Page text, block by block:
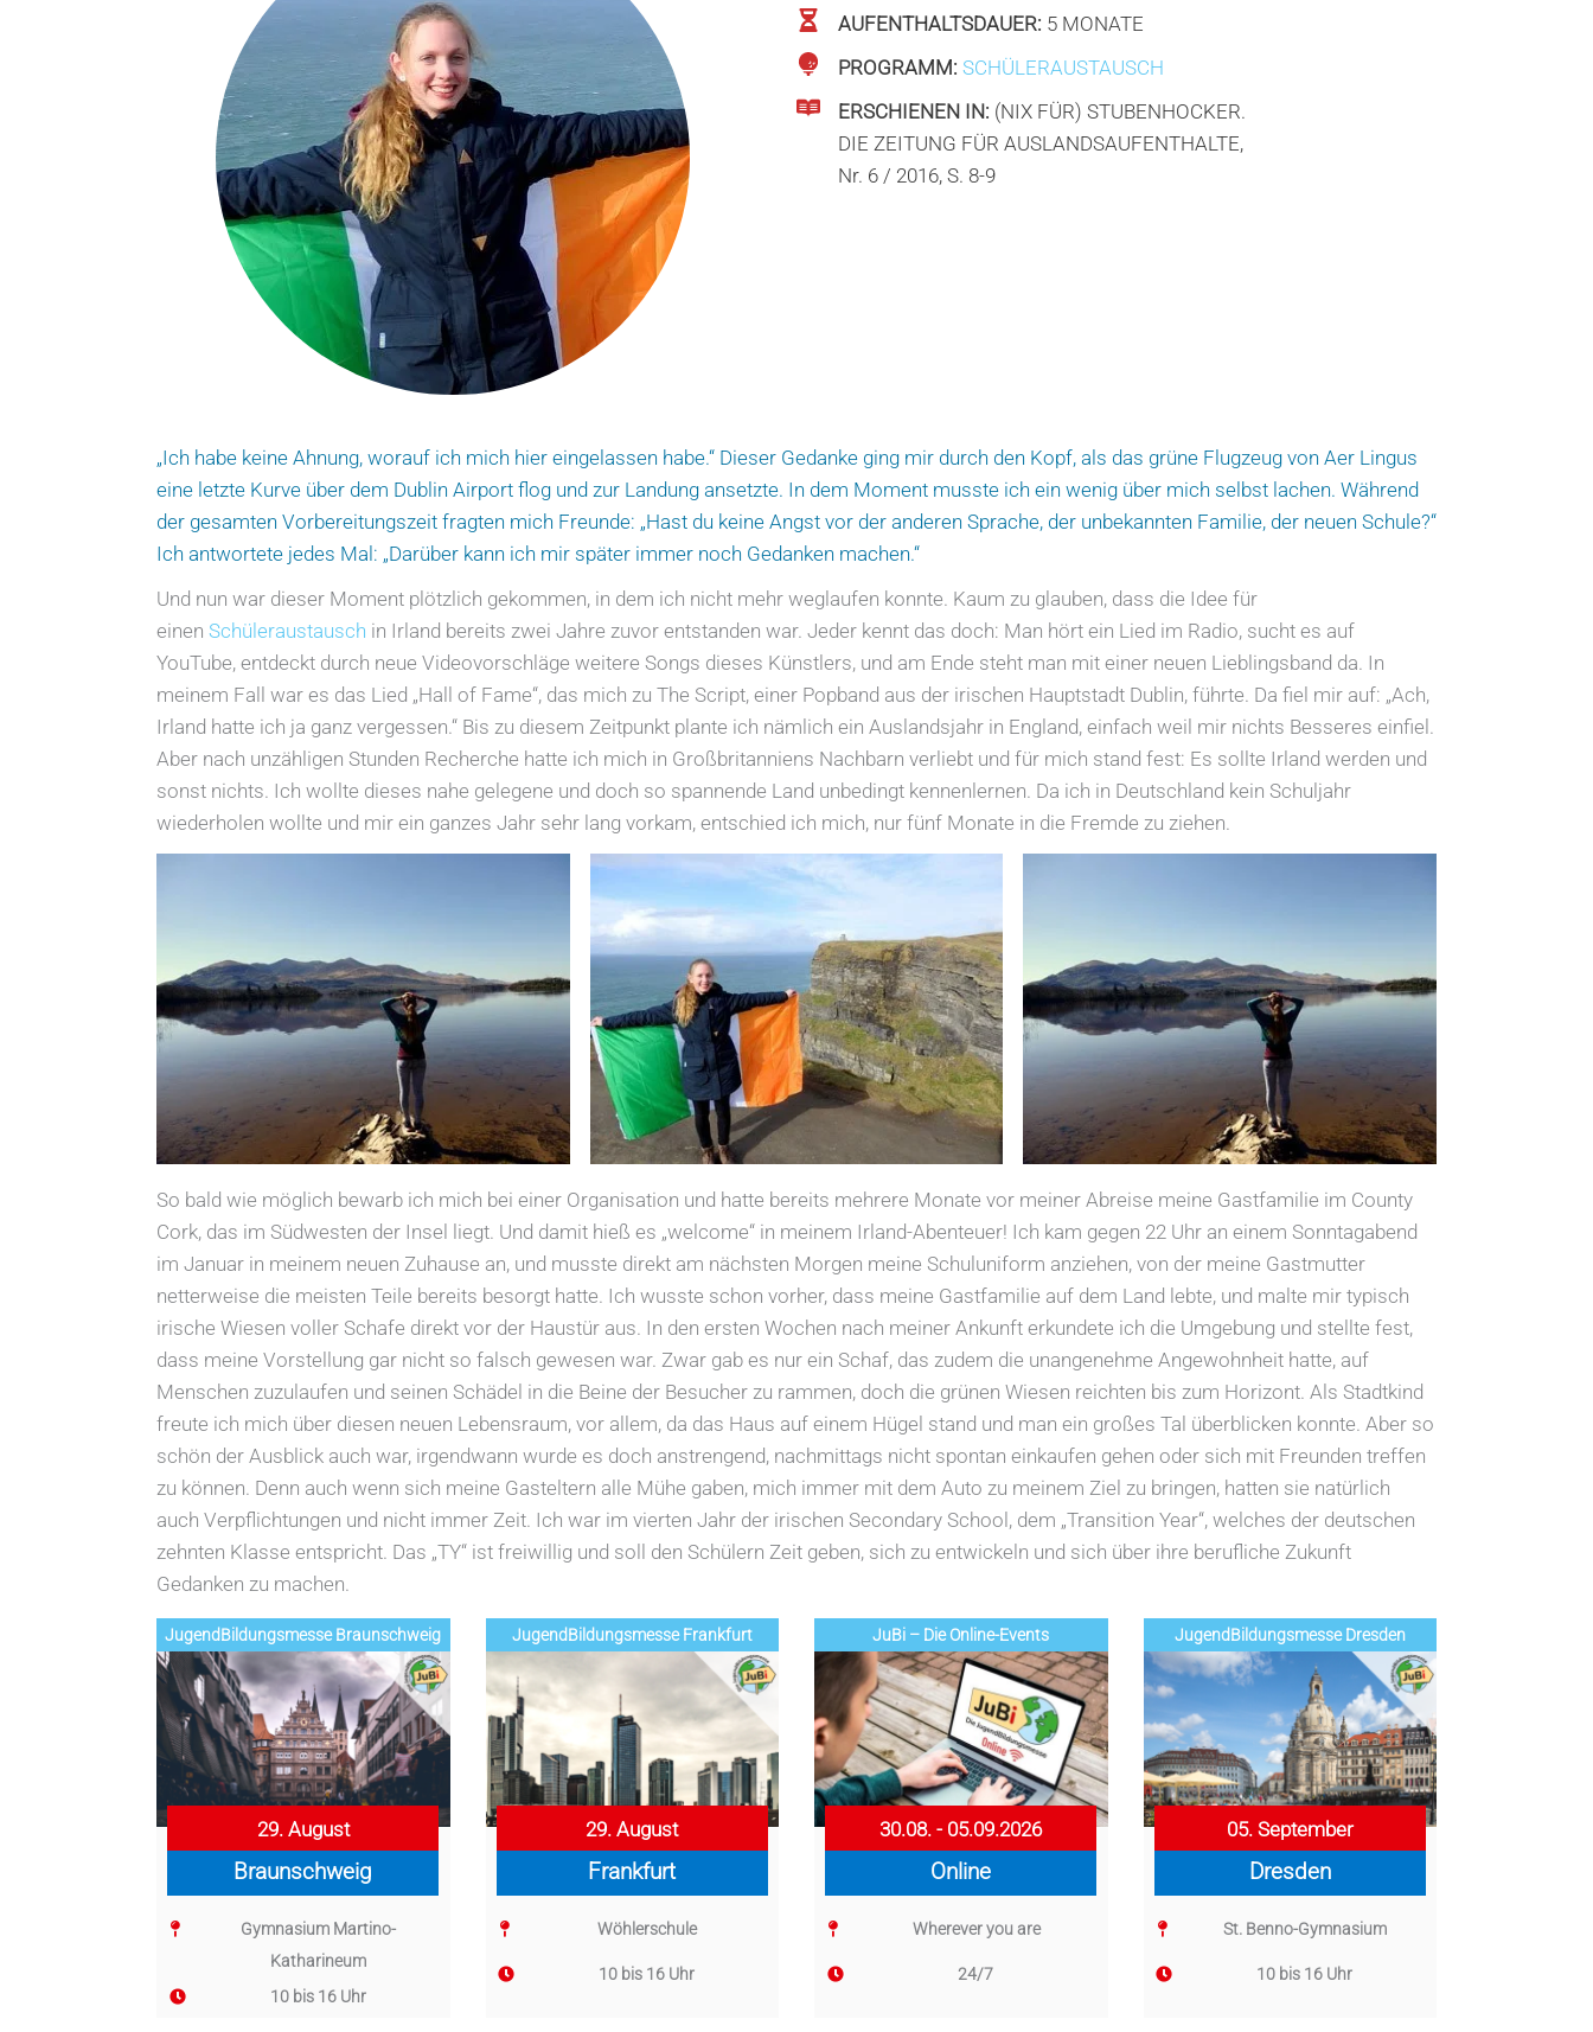
AUFENTHALTSDAUER: 5 MONATE
PROGRAMM: SCHÜLERAUSTAUSCH
ERSCHIENEN IN: (NIX FÜR) STUBENHOCKER.
DIE ZEITUNG FÜR AUSLANDSAUFENTHALTE,
Nr. 6 / 2016, S. 8-9
„Ich habe keine Ahnung, worauf ich mich hier eingelassen habe.“ Dieser Gedanke ging mir durch den Kopf, als das grüne Flugzeug von Aer Lingus
eine letzte Kurve über dem Dublin Airport flog und zur Landung ansetzte. In dem Moment musste ich ein wenig über mich selbst lachen. Während
der gesamten Vorbereitungszeit fragten mich Freunde: „Hast du keine Angst vor der anderen Sprache, der unbekannten Familie, der neuen Schule?“
Ich antwortete jedes Mal: „Darüber kann ich mir später immer noch Gedanken machen.“
Und nun war dieser Moment plötzlich gekommen, in dem ich nicht mehr weglaufen konnte. Kaum zu glauben, dass die Idee für
einen Schüleraustausch in Irland bereits zwei Jahre zuvor entstanden war. Jeder kennt das doch: Man hört ein Lied im Radio, sucht es auf
YouTube, entdeckt durch neue Videovorschläge weitere Songs dieses Künstlers, und am Ende steht man mit einer neuen Lieblingsband da. In
meinem Fall war es das Lied „Hall of Fame“, das mich zu The Script, einer Popband aus der irischen Hauptstadt Dublin, führte. Da fiel mir auf: „Ach,
Irland hatte ich ja ganz vergessen.“ Bis zu diesem Zeitpunkt plante ich nämlich ein Auslandsjahr in England, einfach weil mir nichts Besseres einfiel.
Aber nach unzähligen Stunden Recherche hatte ich mich in Großbritanniens Nachbarn verliebt und für mich stand fest: Es sollte Irland werden und
sonst nichts. Ich wollte dieses nahe gelegene und doch so spannende Land unbedingt kennenlernen. Da ich in Deutschland kein Schuljahr
wiederholen wollte und mir ein ganzes Jahr sehr lang vorkam, entschied ich mich, nur fünf Monate in die Fremde zu ziehen.
So bald wie möglich bewarb ich mich bei einer Organisation und hatte bereits mehrere Monate vor meiner Abreise meine Gastfamilie im County
Cork, das im Südwesten der Insel liegt. Und damit hieß es „welcome“ in meinem Irland-Abenteuer! Ich kam gegen 22 Uhr an einem Sonntagabend
im Januar in meinem neuen Zuhause an, und musste direkt am nächsten Morgen meine Schuluniform anziehen, von der meine Gastmutter
netterweise die meisten Teile bereits besorgt hatte. Ich wusste schon vorher, dass meine Gastfamilie auf dem Land lebte, und malte mir typisch
irische Wiesen voller Schafe direkt vor der Haustür aus. In den ersten Wochen nach meiner Ankunft erkundete ich die Umgebung und stellte fest,
dass meine Vorstellung gar nicht so falsch gewesen war. Zwar gab es nur ein Schaf, das zudem die unangenehme Angewohnheit hatte, auf
Menschen zuzulaufen und seinen Schädel in die Beine der Besucher zu rammen, doch die grünen Wiesen reichten bis zum Horizont. Als Stadtkind
freute ich mich über diesen neuen Lebensraum, vor allem, da das Haus auf einem Hügel stand und man ein großes Tal überblicken konnte. Aber so
schön der Ausblick auch war, irgendwann wurde es doch anstrengend, nachmittags nicht spontan einkaufen gehen oder sich mit Freunden treffen
zu können. Denn auch wenn sich meine Gasteltern alle Mühe gaben, mich immer mit dem Auto zu meinem Ziel zu bringen, hatten sie natürlich
auch Verpflichtungen und nicht immer Zeit. Ich war im vierten Jahr der irischen Secondary School, dem „Transition Year“, welches der deutschen
zehnten Klasse entspricht. Das „TY“ ist freiwillig und soll den Schülern Zeit geben, sich zu entwickeln und sich über ihre berufliche Zukunft
Gedanken zu machen.
Jugend­­­­­Bildungsmess­e Braunschweig
29. August
Braunschweig
Gymnasium Martino-
Katharineum
10 bis 16 Uhr
Jugend­­­­­Bildungsmess­e Frankfurt
29. August
Frankfurt
Wöhlerschule
10 bis 16 Uhr
JuBi – Die Online-Events
30.08. - 05.09.2026
Online
Wherever you are
24/7
Jugend­­­­­Bildungsmess­e Dresden
05. September
Dresden
St. Benno-Gymnasium
10 bis 16 Uhr